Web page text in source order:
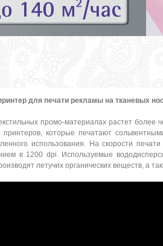
для печати рекламы на тканевых
промо-материалах растет более
которые печатают
использования. На скорости
в 1200 dpi. Используемые
летучих органических веществ, а